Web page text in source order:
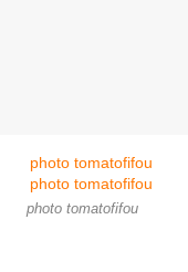
photo tomatofifou